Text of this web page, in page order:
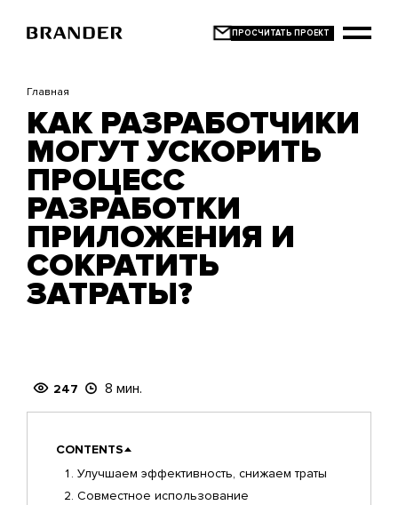
основному
Главная
КАК РАЗРАБОТЧИКИ
МОГУТ УСКОРИТЬ
ПРОЦЕСС
РАЗРАБОТКИ
ПРИЛОЖЕНИЯ И
СОКРАТИТЬ
ЗАТРАТЫ?
247 8 мин.
CONTENTS
Улучшаем эффективность, снижаем траты
Совместное использование